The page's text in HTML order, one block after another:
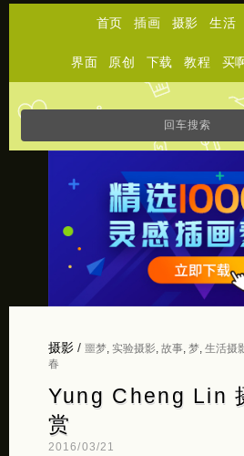
首页 插画 摄影 生活
界面 原创 下载 教程 买
摄影/ 噩梦, 实验摄影, 故事, 梦, 生活摄
春
Yung Cheng Lin
赏
2016/03/21